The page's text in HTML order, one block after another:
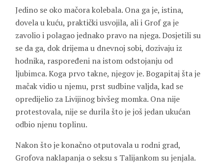
Jedino se oko mačora kolebala. Ona ga je, istina,
dovela u kuću, praktički usvojila, ali i Grof ga je
zavolio i polagao jednako pravo na njega. Dosjetili su
se da ga, dok drijema u dnevnoj sobi, dozivaju iz
hodnika, raspoređeni na istom odstojanju od
ljubimca. Koga prvo takne, njegov je. Bogapitaj šta je
mačak vidio u njemu, prst sudbine valjda, kad se
opredijelio za Livijinog bivšeg momka. Ona nije
protestovala, nije se durila što je još jedan ukućan
odbio njenu toplinu.
Nakon što je konačno otputovala u rodni grad,
Grofova naklapanja o seksu s Talijankom su jenjala.